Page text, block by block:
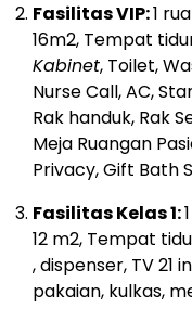
Fasilitas VIP:1
16m2, Tempat
Kabinet, Toilet,
Nurse Call, AC,
Rak handuk, Rak
Meja Ruangan
Privacy, Gift Bath
Fasilitas Kelas 1:
12 m2, Tempat
, dispenser, TV 21
pakaian, kulkas,